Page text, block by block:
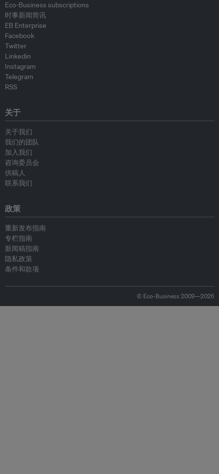
Eco-Business subscriptions
时事新闻简讯
EB Enterprise
Facebook
Twitter
Linkedin
Instagram
Telegram
RSS
关于
关于我们
我们的团队
加入我们
咨询委员会
供稿人
联系我们
政策
重新发布指南
专栏指南
新闻稿指南
隐私政策
条件和款项
© Eco-Business 2009—2026